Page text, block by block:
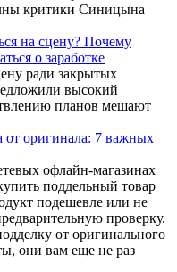
критики Синицына
на сцену? Почему
о заработке
ради закрытых
высокий
планов мешают
от оригинала: 7 важных
офлайн-магазинах
поддельный товар
подешевле или не
проверку.
от оригинального
они вам еще не раз